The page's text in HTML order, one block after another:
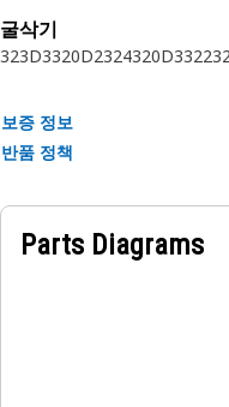
굴삭기
323D3320D2324320D3322
보증 정보
반품 정책
Parts Diagrams